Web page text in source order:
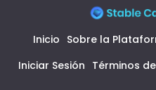
Inicio Sobre la
Iniciar Sesión Términos